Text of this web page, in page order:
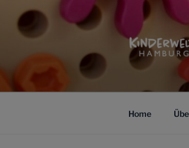
Inhalt
springen
Home